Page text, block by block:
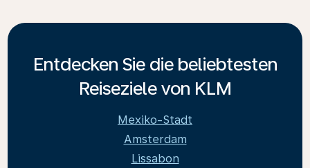
Entdecken Sie die beliebtesten
Reiseziele von KLM
Mexiko-Stadt
Amsterdam
Lissabon